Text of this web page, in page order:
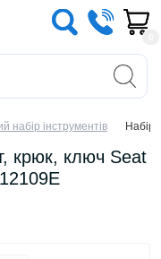
набір інструментів Набір
крюк, ключ Seat